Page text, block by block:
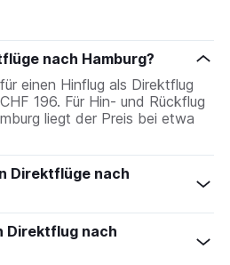
nach Hamburg?
einen Hinflug als Direktflug
196. Für Hin- und Rückflug
liegt der Preis bei etwa
Direktflüge nach
Direktflug nach